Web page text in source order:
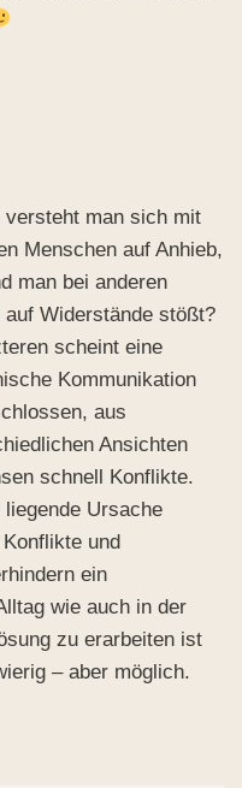
versteht man sich mit
Menschen auf Anhieb,
man bei anderen
auf Widerstände stößt?
scheint eine
Kommunikation
aus
Ansichten
schnell Konflikte.
liegende Ursache
und
ein
wie auch in der
zu erarbeiten ist
– aber möglich.